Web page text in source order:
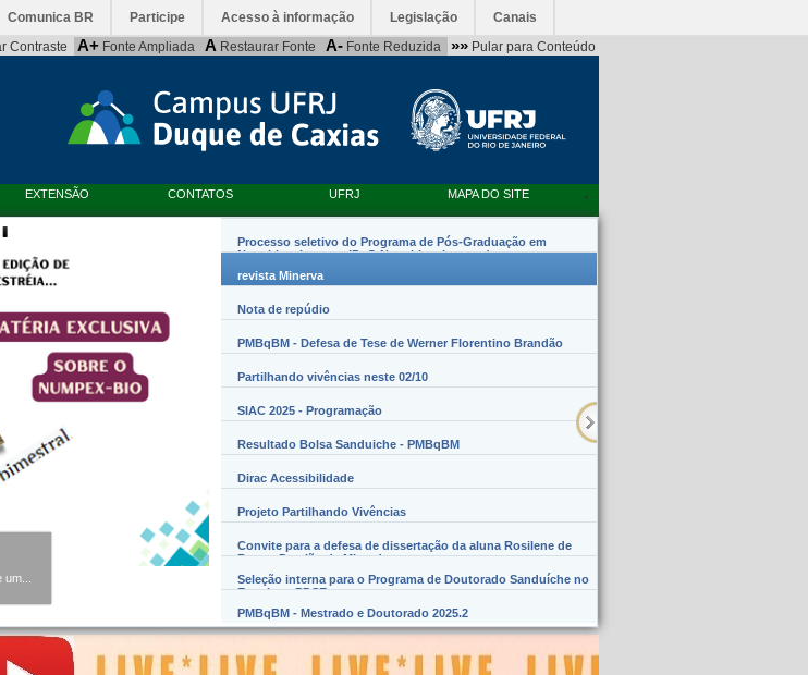
Comunica BR Participe Acesso à informação Legislação Canais
Contraste A+ Fonte Ampliada A Restaurar Fonte A- Fonte Reduzida »» Pular para Conteúdo
EXTENSÃO CONTATOS UFRJ MAPA DO SITE
Processo seletivo do Programa de Pós-Graduação em
Nanobiossistemas (PpG Nanobiossistemas)
revista Minerva
Nota de repúdio
PMBqBM - Defesa de Tese de Werner Florentino Brandão
Partilhando vivências neste 02/10
SIAC 2025 - Programação
Resultado Bolsa Sanduiche - PMBqBM
Dirac Acessibilidade
Projeto Partilhando Vivências
Convite para a defesa de dissertação da aluna Rosilene de
Barros Damião de Miranda
Seleção interna para o Programa de Doutorado Sanduíche no
Exterior – PDSE
PMBqBM - Mestrado e Doutorado 2025.2